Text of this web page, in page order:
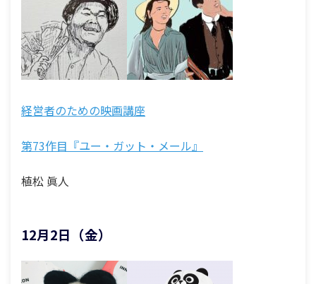
経営者のための映画講座
第73作目『ユー・ガット・メール』
植松 眞人
12月2日（金）